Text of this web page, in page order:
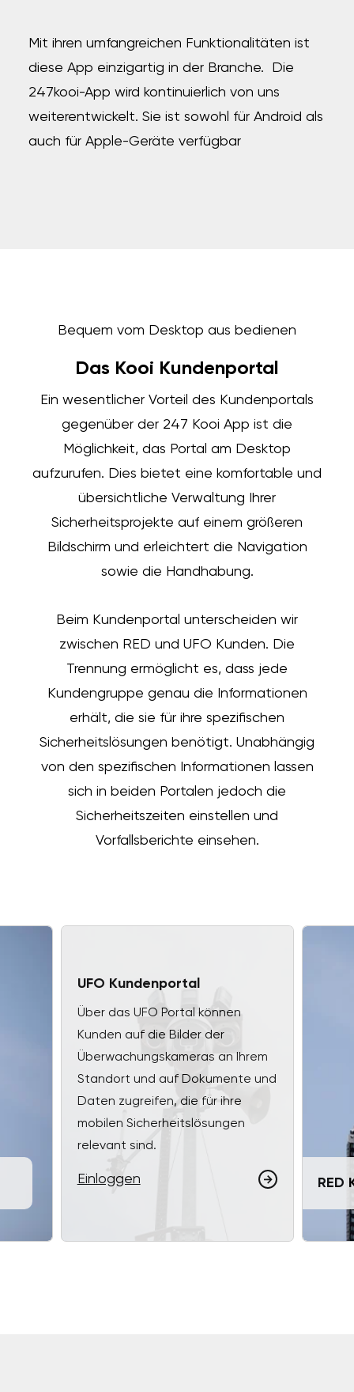
Mit ihren umfangreichen Funktionalitäten ist
diese App einzigartig in der Branche. Die
247kooi-App wird kontinuierlich von uns
weiterentwickelt. Sie ist sowohl für Android als
auch für Apple-Geräte verfügbar
Bequem vom Desktop aus bedienen
Das Kooi Kundenportal
Ein wesentlicher Vorteil des Kundenportals
gegenüber der 247 Kooi App ist die
Möglichkeit, das Portal am Desktop
aufzurufen. Dies bietet eine komfortable und
übersichtliche Verwaltung Ihrer
Sicherheitsprojekte auf einem größeren
Bildschirm und erleichtert die Navigation
sowie die Handhabung.
Beim Kundenportal unterscheiden wir
zwischen RED und UFO Kunden. Die
Trennung ermöglicht es, dass jede
Kundengruppe genau die Informationen
erhält, die sie für ihre spezifischen
Sicherheitslösungen benötigt. Unabhängig
von den spezifischen Informationen lassen
sich in beiden Portalen jedoch die
Sicherheitszeiten einstellen und
Vorfallsberichte einsehen.
UFO Kundenportal
Über das UFO Portal können
Kunden auf die Bilder der
Überwachungskameras an Ihrem
Standort und auf Dokumente und
Daten zugreifen, die für ihre
mobilen Sicherheitslösungen
relevant sind.
Einloggen RED